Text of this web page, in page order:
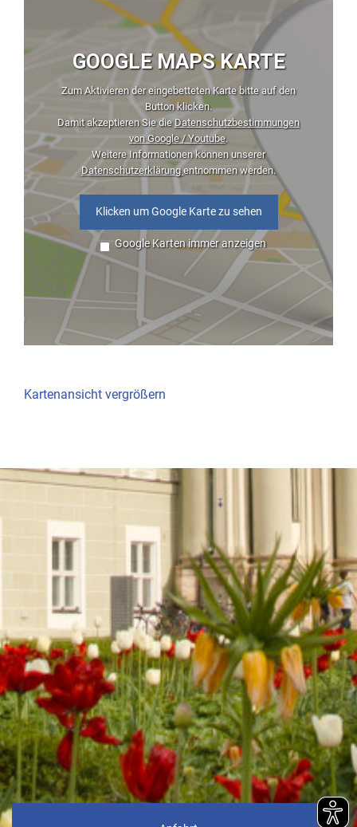
GOOGLE MAPS KARTE
Zum Aktivieren der eingebetteten Karte bitte auf den
Button klicken.
Damit akzeptieren Sie dieDatenschutzbestimmungen
von Google / Youtube.
Weitere Informationen können unserer
Datenschutzerklärungentnommen werden.
Klicken um Google Karte zu sehen
Google Karten immer anzeigen
Kartenansicht vergrößern